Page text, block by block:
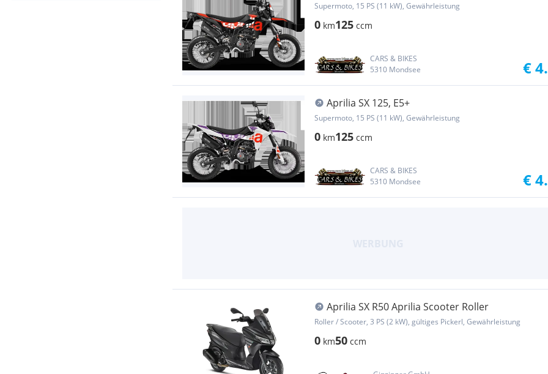
Supermoto, 15 PS (11 kW), Gewährleistung
0 km125 ccm
CARS & BIKES
5310 Mondsee
€
Aprilia SX 125, E5+
Supermoto, 15 PS (11 kW), Gewährleistung
0 km125 ccm
CARS & BIKES
5310 Mondsee
€
Aprilia SX R50 Aprilia Scooter Roller
Roller / Scooter, 3 PS (2 kW), gültiges Pickerl, Gewährleistung
0 km50 ccm